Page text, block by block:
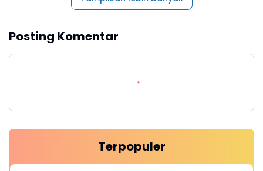
Posting Komentar
Terpopuler